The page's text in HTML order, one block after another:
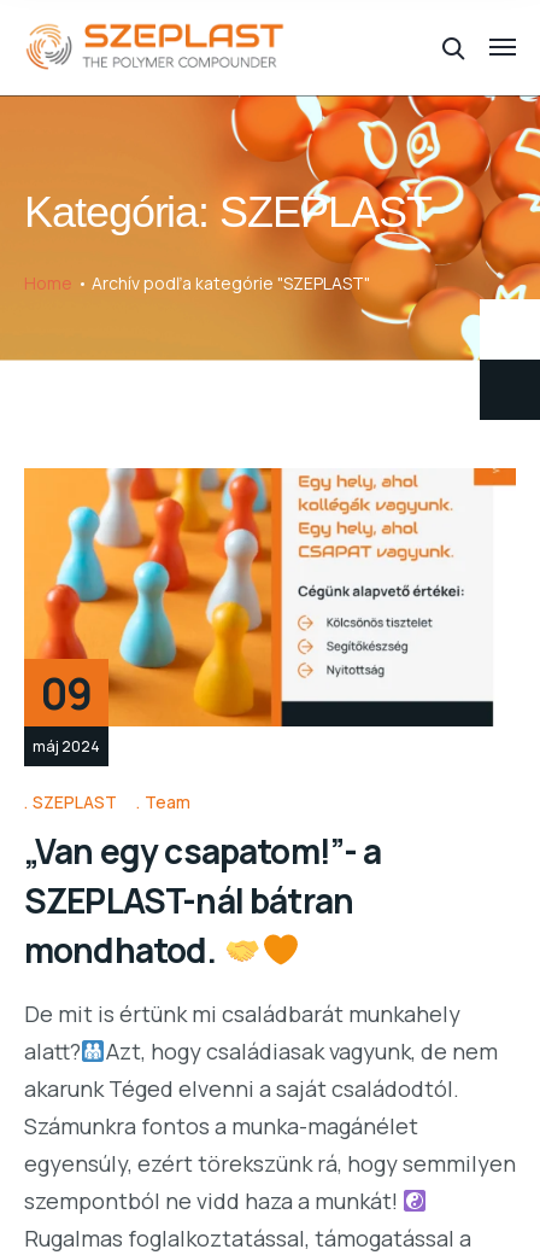
Kategória: SZEPLAST
Home Archív podľa kategórie "SZEPLAST"
09
máj 2024
SZEPLAST Team
„Van egy csapatom!”- a
SZEPLAST-nál bátran
mondhatod.
De mit is értünk mi családbarát munkahely
alatt?
Azt, hogy családiasak vagyunk, de nem
akarunk Téged elvenni a saját családodtól.
Számunkra fontos a munka-magánélet
egyensúly, ezért törekszünk rá, hogy semmilyen
szempontból ne vidd haza a munkát!
Rugalmas foglalkoztatással, támogatással a